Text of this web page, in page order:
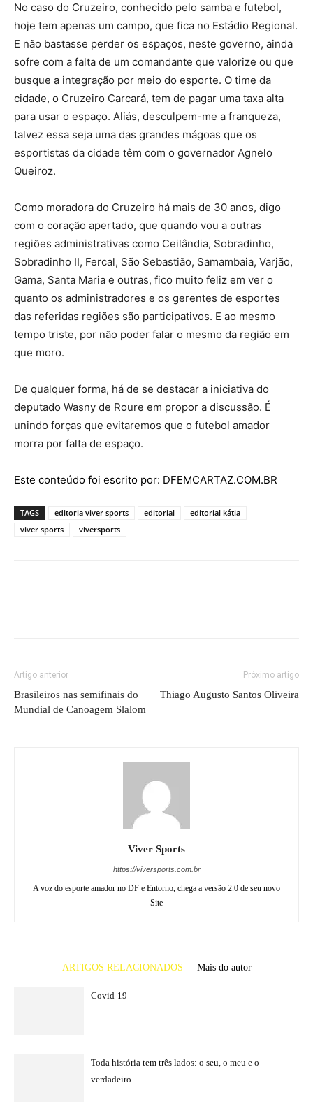
No caso do Cruzeiro, conhecido pelo samba e futebol,
hoje tem apenas um campo, que fica no Estádio Regional.
E não bastasse perder os espaços, neste governo, ainda
sofre com a falta de um comandante que valorize ou que
busque a integração por meio do esporte. O time da
cidade, o Cruzeiro Carcará, tem de pagar uma taxa alta
para usar o espaço. Aliás, desculpem-me a franqueza,
talvez essa seja uma das grandes mágoas que os
esportistas da cidade têm com o governador Agnelo
Queiroz.
Como moradora do Cruzeiro há mais de 30 anos, digo
com o coração apertado, que quando vou a outras
regiões administrativas como Ceilândia, Sobradinho,
Sobradinho II, Fercal, São Sebastião, Samambaia, Varjão,
Gama, Santa Maria e outras, fico muito feliz em ver o
quanto os administradores e os gerentes de esportes
das referidas regiões são participativos. E ao mesmo
tempo triste, por não poder falar o mesmo da região em
que moro.
De qualquer forma, há de se destacar a iniciativa do
deputado Wasny de Roure em propor a discussão. É
unindo forças que evitaremos que o futebol amador
morra por falta de espaço.
Este conteúdo foi escrito por: DFEMCARTAZ.COM.BR
TAGS editoria viver sports editorial
editorial kátia
viver sports
viversports
Artigo anterior
Brasileiros nas semifinais do
Mundial de Canoagem Slalom
Próximo artigo
Thiago Augusto Santos Oliveira
Viver Sports
https://viversports.com.br
A voz do esporte amador no DF e Entorno, chega a versão 2.0 de seu novo
Site
ARTIGOS RELACIONADOS Mais do autor
Covid-19
Toda história tem três lados: o seu, o meu e o
verdadeiro